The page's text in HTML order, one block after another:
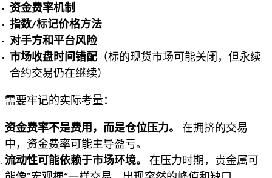
资金费率机制
指数/标记价格方法
对手方和平台风险
市场收盘时间错配（标的现货市场可能关闭，但永续
合约交易仍在继续）
需要牢记的实际考量：
资金费率不是费用，而是仓位压力。
在拥挤的交易
中，资金费率可能主导盈亏。
流动性可能依赖于市场环境。
在压力时期，贵金属可